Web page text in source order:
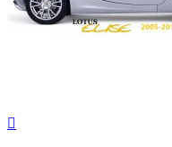
